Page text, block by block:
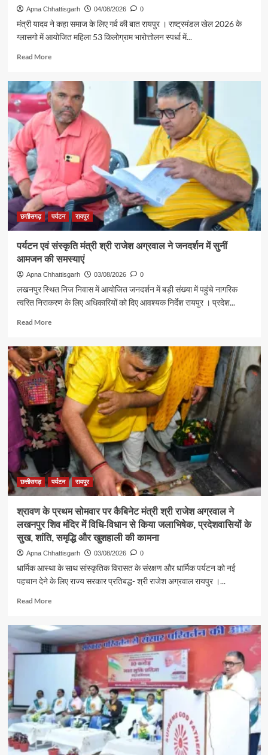
Apna Chhattisgarh 04/08/2026 0
मंत्री यादव ने कहा समाज के लिए गर्व की बात रायपुर । राष्ट्रमंडल खेल 2026 के
ग्लासगो में आयोजित महिला 53 किलोग्राम भारोत्तोलन स्पर्धा में...
Read MoreRead
रजत
पदक
विजेता
ज्ञानेश्वरी
यादव
मंत्री
गजेंद्र
यादव
ने
की
छत्तीसगढ़ पर्यटन रायपुर
पर्यटन एवं संस्कृति मंत्री श्री राजेश अग्रवाल ने जनदर्शन में सुनीं
आमजन की समस्याएं
Apna Chhattisgarh 03/08/2026 0
लखनपुर स्थित निज निवास में आयोजित जनदर्शन में बड़ी संख्या में पहुंचे नागरिक
त्वरित निराकरण के लिए अधिकारियों को दिए आवश्यक निर्देश रायपुर । प्रदेश...
Read MoreRead
पर्यटन
एवं
संस्कृति
मंत्री
श्री
राजेश
अग्रवाल
ने
जनदर्शन
सुनीं
आमजन
की
छत्तीसगढ़ पर्यटन रायपुर
श्रावण के प्रथम सोमवार पर कैबिनेट मंत्री श्री राजेश अग्रवाल ने
लखनपुर शिव मंदिर में विधि-विधान से किया जलाभिषेक, प्रदेशवासियों के
सुख, शांति, समृद्धि और खुशहाली की कामना
Apna Chhattisgarh 03/08/2026 0
धार्मिक आस्था के साथ सांस्कृतिक विरासत के संरक्षण और धार्मिक पर्यटन को नई
पहचान देने के लिए राज्य सरकार प्रतिबद्ध- श्री राजेश अग्रवाल रायपुर ।...
Read MoreRead
श्रावण
के
प्रथम
कैबिनेट
मंत्री
श्री
राजेश
अग्रवाल
ने